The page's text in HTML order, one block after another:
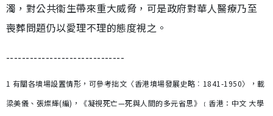
濁，對公共衞生帶來重大威脅，可是政府對華人醫療乃至
喪葬問題仍以愛理不理的態度視之。
------------------------------
1 有關各墳場設置情形，可參考拙文〈香港墳場發展史略︰1841-1950〉，載
梁美儀、張燦輝(編) ，《凝視死亡—死與人間的多元省思》﹝香港：中文 大學